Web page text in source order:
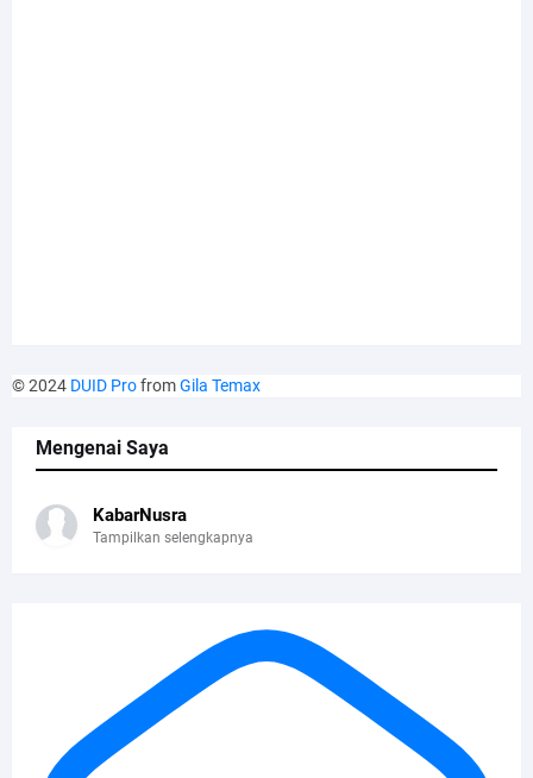
© 2024 DUID ProfromGila Temax
Mengenai Saya
KabarNusra
Tampilkan selengkapnya